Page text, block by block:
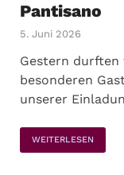
Pantisano
5. Juni 2026
Gestern durften
besonderen
unserer
WEITERLESEN